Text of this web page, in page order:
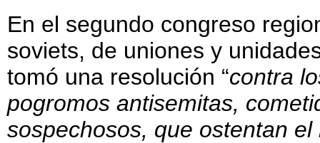
En el segundo congreso
soviets, de uniones y
tomó una resolución “contra
pogromos antisemitas,
sospechosos, que ostentan